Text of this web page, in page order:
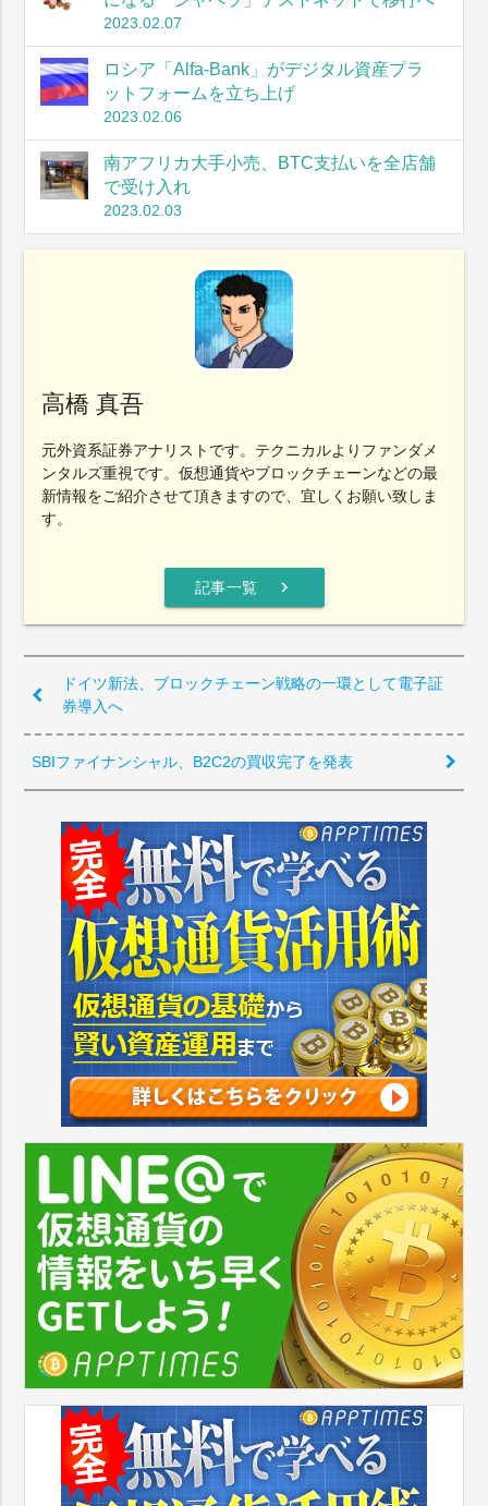
2023.02.07
ロシア「Alfa-Bank」がデジタル資産プラ
ットフォームを立ち上げ
2023.02.06
南アフリカ大手小売、BTC支払いを全店舗
で受け入れ
2023.02.03
高橋 真吾
元外資系証券アナリストです。テクニカルよりファンダメ
ンタルズ重視です。仮想通貨やブロックチェーンなどの最
新情報をご紹介させて頂きますので、宜しくお願い致しま
す。
記事一覧 chevron_right
ドイツ新法、ブロックチェーン戦略の一環として電子証
券導入へ
SBIファイナンシャル、B2C2の買収完了を発表